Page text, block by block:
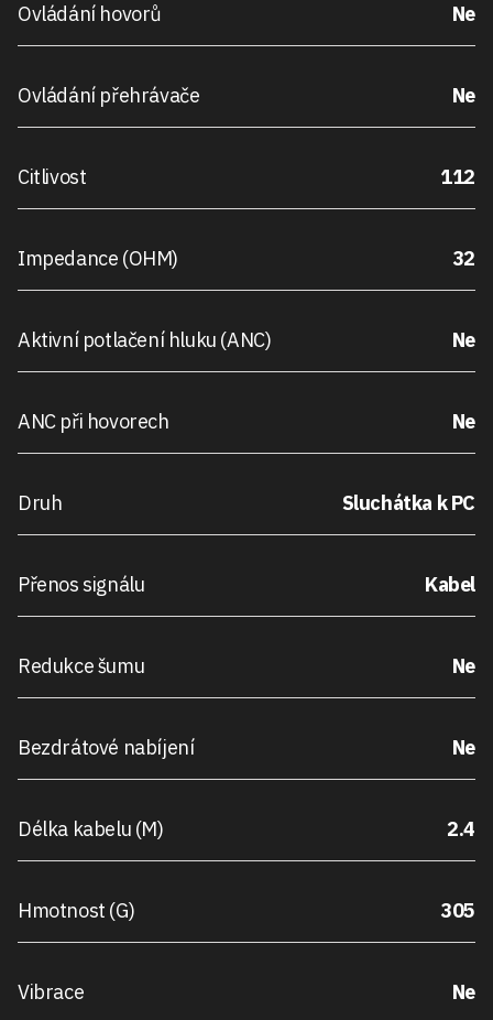
Ovládání hovorů Ne
Ovládání přehrávače Ne
Citlivost 112
Impedance (OHM) 32
Aktivní potlačení hluku (ANC) Ne
ANC při hovorech Ne
Druh Sluchátka k PC
Přenos signálu Kabel
Redukce šumu Ne
Bezdrátové nabíjení Ne
Délka kabelu (M) 2.4
Hmotnost (G) 305
Vibrace Ne